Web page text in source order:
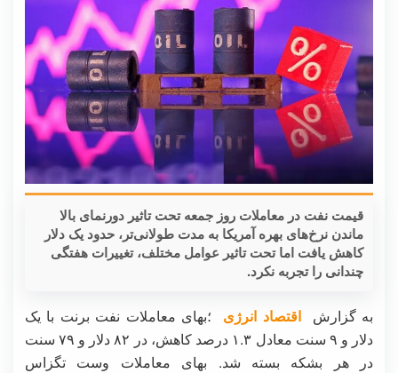
قیمت نفت در معاملات روز جمعه تحت تاثیر دورنمای بالا
ماندن نرخ‌های بهره آمریکا به مدت طولانی‌تر، حدود یک دلار
کاهش یافت اما تحت تاثیر عوامل مختلف، تغییرات هفتگی
چندانی را تجربه نکرد.
به گزارشاقتصاد انرژی ؛بهای معاملات نفت برنت با یک
دلار و ۹ سنت معادل ۱.۳ درصد کاهش، در ۸۲ دلار و ۷۹ سنت
در هر بشکه بسته شد. بهای معاملات وست تگزاس